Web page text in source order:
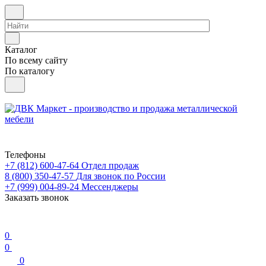
Каталог
По всему сайту
По каталогу
Телефоны
+7 (812) 600-47-64 Отдел продаж
8 (800) 350-47-57 Для звонок по России
+7 (999) 004-89-24 Мессенджеры
Заказать звонок
0
0
0